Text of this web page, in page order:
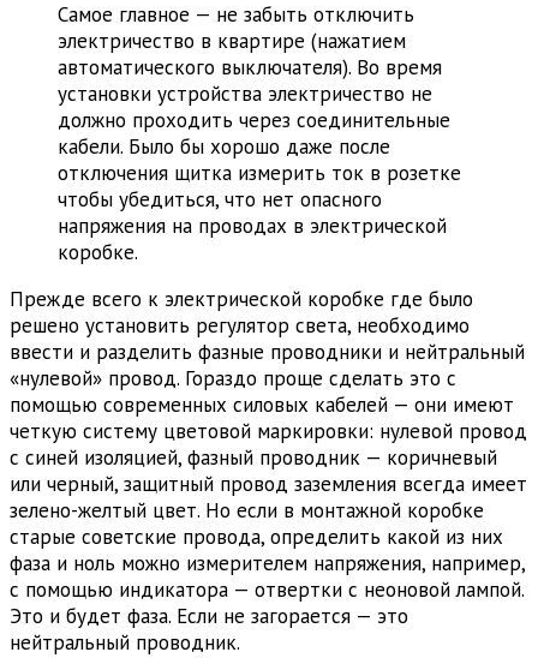
Самое главное — не забыть отключить
электричество в квартире (нажатием
автоматического выключателя). Во время
установки устройства электричество не
должно проходить через соединительные
кабели. Было бы хорошо даже после
отключения щитка измерить ток в розетке
чтобы убедиться, что нет опасного
напряжения на проводах в электрической
коробке.
Прежде всего к электрической коробке где было
решено установить регулятор света, необходимо
ввести и разделить фазные проводники и нейтральный
«нулевой» провод. Гораздо проще сделать это с
помощью современных силовых кабелей — они имеют
четкую систему цветовой маркировки: нулевой провод
с синей изоляцией, фазный проводник — коричневый
или черный, защитный провод заземления всегда имеет
зелено-желтый цвет. Но если в монтажной коробке
старые советские провода, определить какой из них
фаза и ноль можно измерителем напряжения, например,
с помощью индикатора — отвертки с неоновой лампой.
Это и будет фаза. Если не загорается — это
нейтральный проводник.